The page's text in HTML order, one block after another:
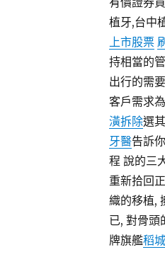
植牙,台中
上市股票
持相當的
出行的需要
客戶需求
潢拆除選
牙醫告訴
程 說的三
重新拾回
織的移植,
已, 對骨頭
牌旗艦稻